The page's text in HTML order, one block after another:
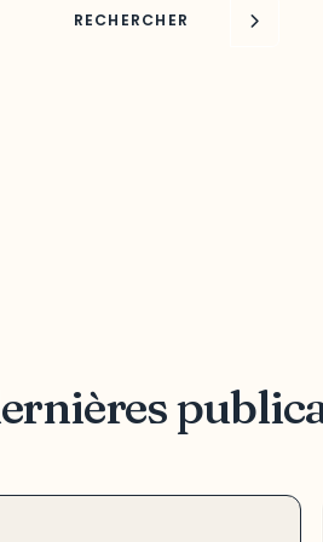
RECHERCHER